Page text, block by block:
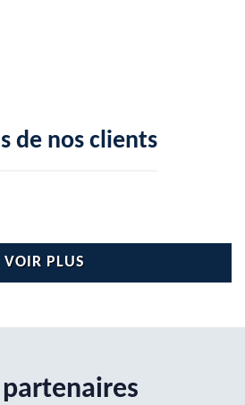
de nos clients
VOIR PLUS
partenaires